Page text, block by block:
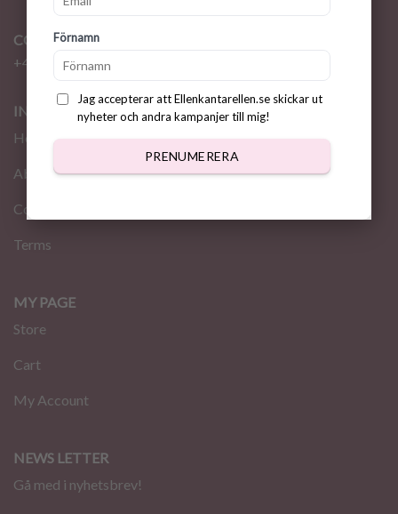
Förnamn
Jag accepterar att Ellenkantarellen.se skickar ut
nyheter och andra kampanjer till mig!
PRENUMERERA
CONTACT
+46 72 310 46 48
INFORMATION
Home
About me
Contact
Terms
MY PAGE
Store
Cart
My Account
NEWS LETTER
Gå med i nyhetsbrev!